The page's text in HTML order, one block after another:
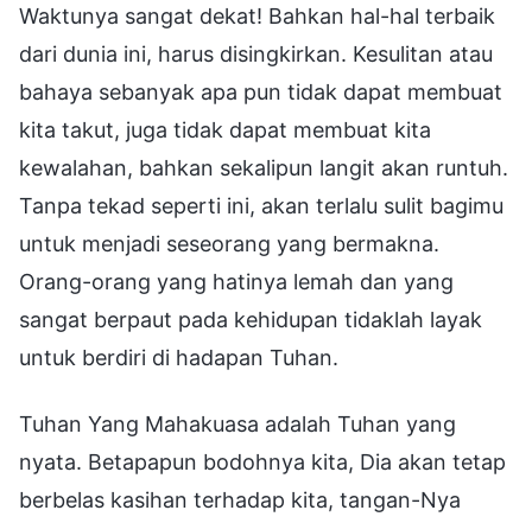
Waktunya sangat dekat! Bahkan hal-hal terbaik
dari dunia ini, harus disingkirkan. Kesulitan atau
bahaya sebanyak apa pun tidak dapat membuat
kita takut, juga tidak dapat membuat kita
kewalahan, bahkan sekalipun langit akan runtuh.
Tanpa tekad seperti ini, akan terlalu sulit bagimu
untuk menjadi seseorang yang bermakna.
Orang-orang yang hatinya lemah dan yang
sangat berpaut pada kehidupan tidaklah layak
untuk berdiri di hadapan Tuhan.
Tuhan Yang Mahakuasa adalah Tuhan yang
nyata. Betapapun bodohnya kita, Dia akan tetap
berbelas kasihan terhadap kita, tangan-Nya